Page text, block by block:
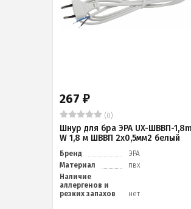
267 ₽
(0)
Шнур для бра ЭРА UX-ШВВП-
W 1,8 м ШВВП 2x0,5мм2 белый
Бренд
ЭРА
Материал
пвх
Наличие
аллергенов и
резких запахов
нет